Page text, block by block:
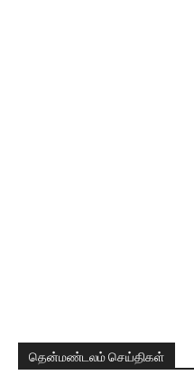
தென்மண்டலம் செய்திகள்